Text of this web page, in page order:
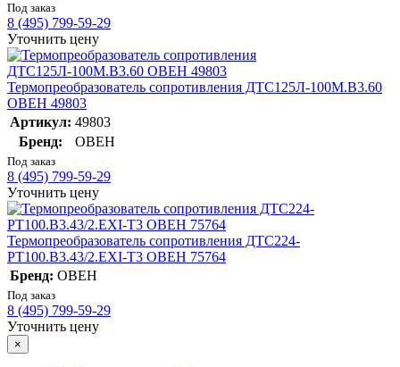
Под заказ
8 (495) 799-59-29
Уточнить цену
Термопреобразователь сопротивления ДТС125Л-100М.В3.60
ОВЕН 49803
Артикул: 49803
Бренд:
ОВЕН
Под заказ
8 (495) 799-59-29
Уточнить цену
Термопреобразователь сопротивления ДТС224-
РТ100.В3.43/2.ЕХI-Т3 ОВЕН 75764
Бренд: ОВЕН
Под заказ
8 (495) 799-59-29
Уточнить цену
×